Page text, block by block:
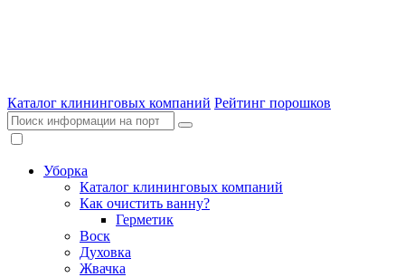
Каталог клининговых компаний Рейтинг порошков
Уборка
Каталог клининговых компаний
Как очистить ванну?
Герметик
Воск
Духовка
Жвачка